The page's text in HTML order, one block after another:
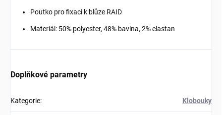
Poutko pro fixaci k blůze RAID
Materiál: 50% polyester, 48% bavlna, 2% elastan
Doplňkové parametry
Kategorie: Klobouky